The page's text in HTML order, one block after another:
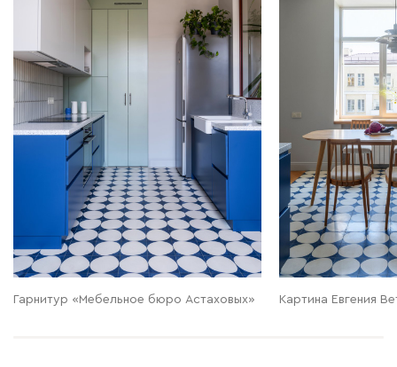
Гарнитур «Мебельное бюро Астаховых» Картина Евгения